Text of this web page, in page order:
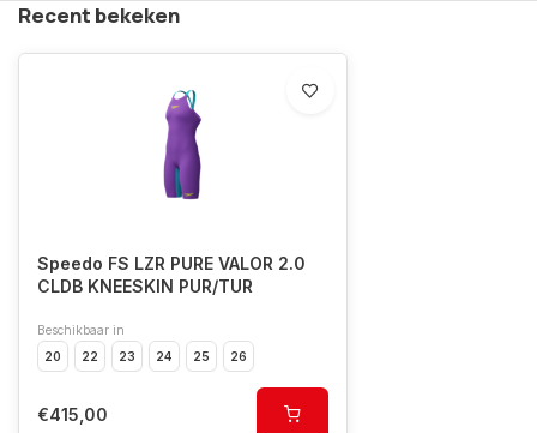
Recent bekeken
Speedo FS LZR PURE VALOR 2.0
CLDB KNEESKIN PUR/TUR
Beschikbaar in
20
22 23 24 25 26
€415,00